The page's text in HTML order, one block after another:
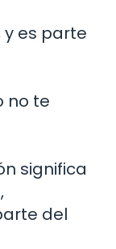
es parte
no te
significa
del